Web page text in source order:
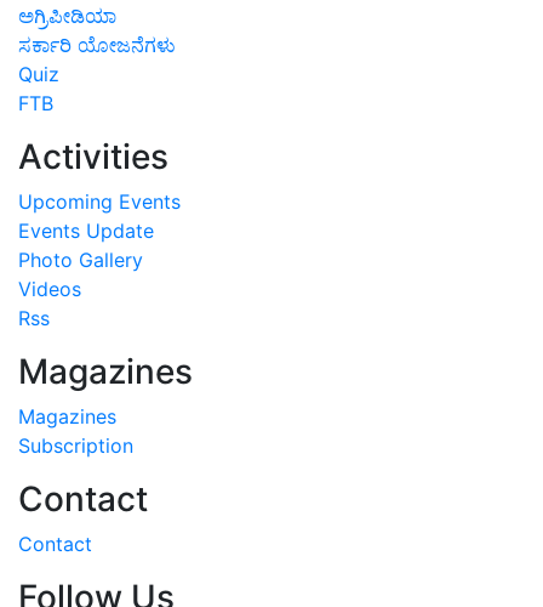
ಅಗ್ರಿಪೀಡಿಯಾ
ಸರ್ಕಾರಿ ಯೋಜನೆಗಳು
Quiz
FTB
Activities
Upcoming Events
Events Update
Photo Gallery
Videos
Rss
Magazines
Magazines
Subscription
Contact
Contact
Follow Us